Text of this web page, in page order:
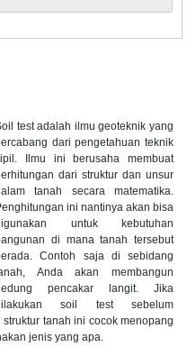
test adalah ilmu geoteknik yang
dari pengetahuan teknik
Ilmu ini berusaha membuat
dari struktur dan unsur
tanah secara matematika.
ini nantinya akan bisa
untuk kebutuhan
di mana tanah tersebut
Contoh saja di sebidang
Anda akan membangun
pencakar langit. Jika
soil test sebelum
tanah ini cocok menopang
jenis yang apa.